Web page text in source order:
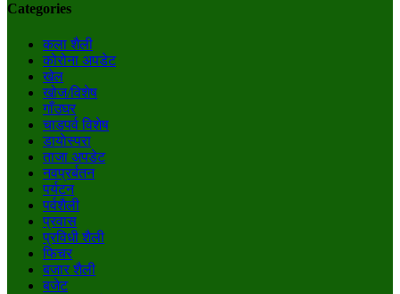
Categories
कला शैली
कोरोना अपडेट
खेल
खोज/विशेष
गाँउघर
चाडपर्व विशेष
डायाेस्परा
ताजा अपडेट
नवप्रर्बतन
पर्यटन
पर्वशैली
प्रवास
प्रविधी शैली
फिचर
बजार शैली
बजेट